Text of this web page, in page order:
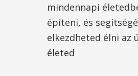
mindennapi
építeni, és
elkezdheted élni az
életed